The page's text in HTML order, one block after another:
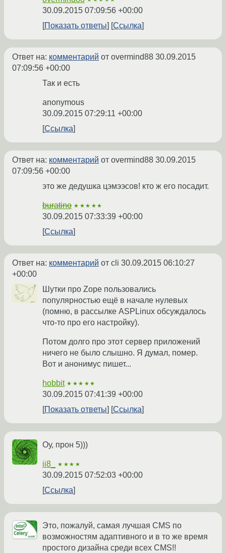
30.09.2015 07:09:56 +00:00
Показать ответы
Ссылка
Ответ на: комментарий от overmind88 30.09.2015
07:09:56 +00:00
Так и есть
anonymous
30.09.2015 07:29:11 +00:00
Ссылка
Ответ на: комментарий от overmind88 30.09.2015
07:09:56 +00:00
это же дедушка цэмээсов! кто ж его посадит.
buratino ★★★★★
30.09.2015 07:33:39 +00:00
Ссылка
Ответ на: комментарий от cli 30.09.2015 06:10:27
+00:00
Шутки про Zope пользовались
популярностью ещё в начале нулевых
(помню, в рассылке ASPLinux обсуждалось
что-то про его настройку).
Потом долго про этот сервер приложений
ничего не было слышно. Я думал, помер.
Вот и анонимус пишет...
hobbit ★★★★★
30.09.2015 07:41:39 +00:00
Показать ответы
Ссылка
Оу, прон 5)))
ii8_ ★★★★
30.09.2015 07:52:03 +00:00
Ссылка
Это, пожалуй, самая лучшая CMS по
возможностям адаптивного и в то же время
простого дизайна среди всех CMS!!